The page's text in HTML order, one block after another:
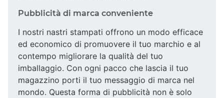
Pubblicità di marca conveniente
I nostri nastri stampati offrono un modo efficace
ed economico di promuovere il tuo marchio e al
contempo migliorare la qualità del tuo
imballaggio. Con ogni pacco che lascia il tuo
magazzino porti il tuo messaggio di marca nel
mondo. Questa forma di pubblicità non è solo